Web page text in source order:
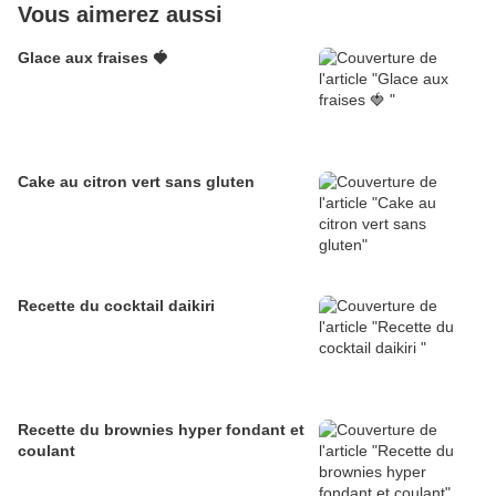
Vous aimerez aussi
Glace aux fraises 🍓
Cake au citron vert sans gluten
Recette du cocktail daikiri
Recette du brownies hyper fondant et
coulant